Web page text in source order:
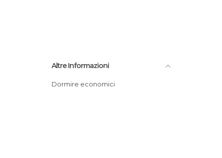
Altre Informazioni
Dormire economici